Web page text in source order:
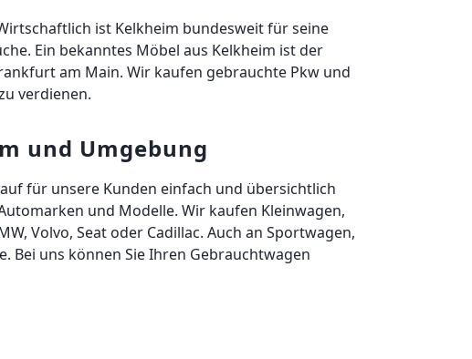
ist Kelkheim bundesweit für seine
Ein bekanntes Möbel aus Kelkheim ist der
am Main. Wir kaufen gebrauchte Pkw und
verdienen.
und Umgebung
für unsere Kunden einfach und übersichtlich
und Modelle. Wir kaufen Kleinwagen,
Volvo, Seat oder Cadillac. Auch an Sportwagen,
Bei uns können Sie Ihren Gebrauchtwagen